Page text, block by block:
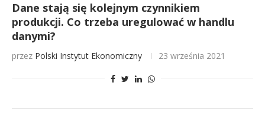
Dane stają się kolejnym czynnikiem
produkcji. Co trzeba uregulować w handlu
danymi?
przez Polski Instytut Ekonomiczny 23 września 2021